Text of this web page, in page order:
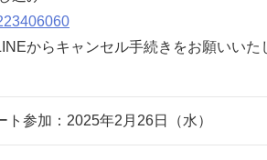
からキャンセル手続きをお願いいた
参加：2025年2月26日（水）